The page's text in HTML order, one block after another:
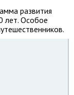
развития
лет. Особое